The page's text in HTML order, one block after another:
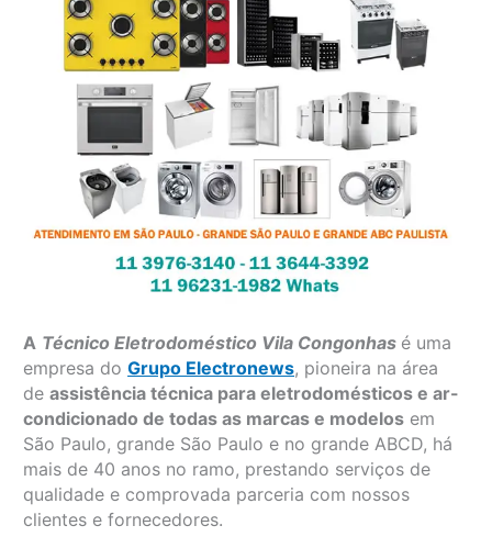
A Técnico Eletrodoméstico Vila Congonhas é uma
empresa doGrupo Electronews, pioneira na área
deassistência técnica para eletrodomésticos e ar-
condicionado de todas as marcas e modelos em
São Paulo, grande São Paulo e no grande ABCD, há
mais de 40 anos no ramo, prestando serviços de
qualidade e comprovada parceria com nossos
clientes e fornecedores.